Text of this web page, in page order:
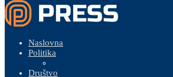
Naslovna
Politika
Društvo